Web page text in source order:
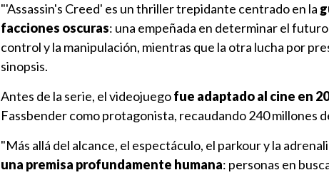
"'Assassin's Creed' es un thriller trepidante centrado en la
facciones oscuras: una empeñada en determinar el
control y la manipulación, mientras que la otra lucha por
sinopsis.
Antes de la serie, el videojuegofue adaptado al cine en
Fassbender como protagonista, recaudando 240 millones
"Más allá del alcance, el espectáculo, el parkour y la
una premisa profundamente humana: personas en